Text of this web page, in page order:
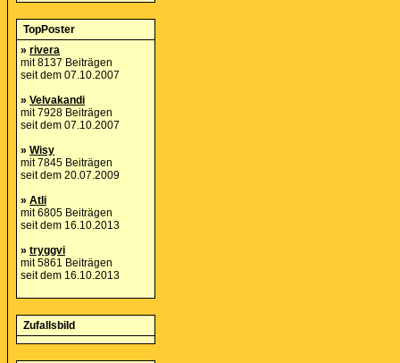
TopPoster
» rivera
mit 8137 Beiträgen
seit dem 07.10.2007
» Velvakandi
mit 7928 Beiträgen
seit dem 07.10.2007
» Wisy
mit 7845 Beiträgen
seit dem 20.07.2009
» Atli
mit 6805 Beiträgen
seit dem 16.10.2013
» tryggvi
mit 5861 Beiträgen
seit dem 16.10.2013
Zufallsbild